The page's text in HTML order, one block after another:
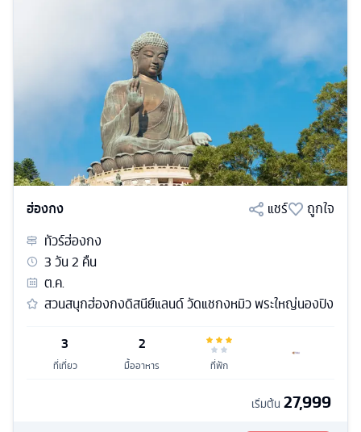
ฮ่องกง แชร์
ถูกใจ
ทัวร์ฮ่องกง
3วัน2 คืน
ต.ค.
สวนสนุกฮ่องกงดิสนีย์แลนด์ วัดแชกงหมิว พระใหญ่นองปิง
3
ที่เที่ยว
2
มื้ออาหาร ที่พัก
เริ่มต้น 27,999